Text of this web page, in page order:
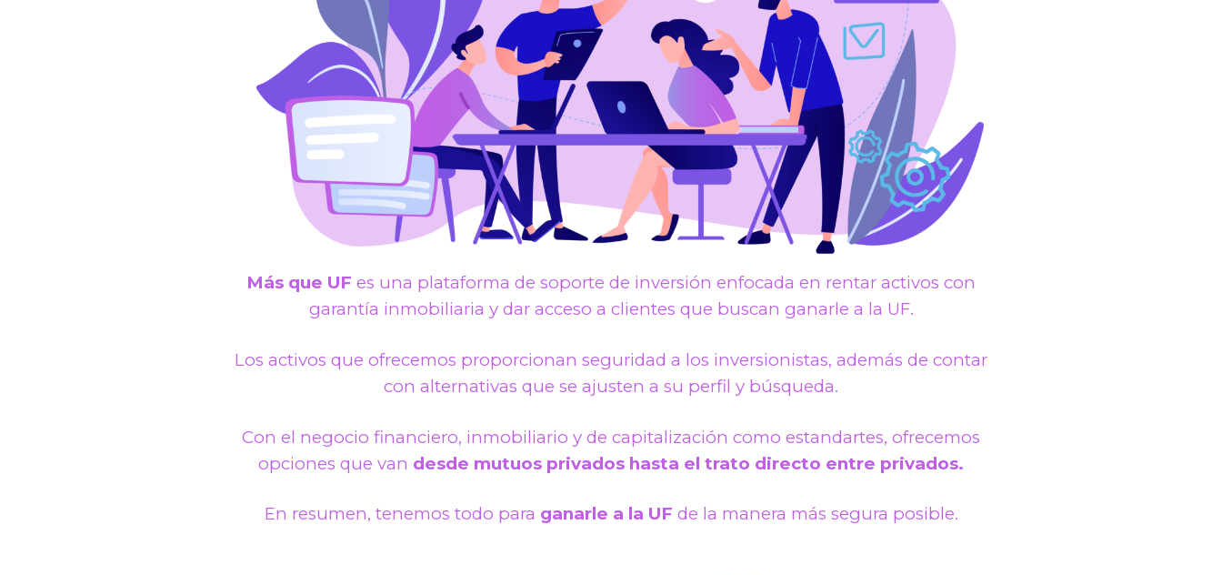
Más que UF es una plataforma de soporte de inversión enfocada en rentar activos con
garantía inmobiliaria y dar acceso a clientes que buscan ganarle a la UF.
Los activos que ofrecemos proporcionan seguridad a los inversionistas, además de contar
con alternativas que se ajusten a su perfil y búsqueda.
Con el negocio financiero, inmobiliario y de capitalización como estandartes, ofrecemos
opciones que van desde mutuos privados hasta el trato directo entre privados.
En resumen, tenemos todo para ganarle a la UF de la manera más segura posible.